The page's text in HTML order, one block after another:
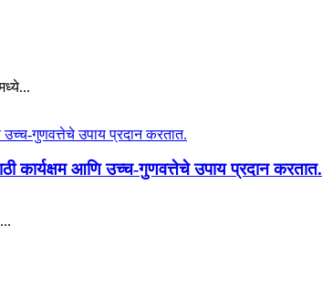
कार्यक्षम आणि उच्च-गुणवत्तेचे उपाय प्रदान करतात.